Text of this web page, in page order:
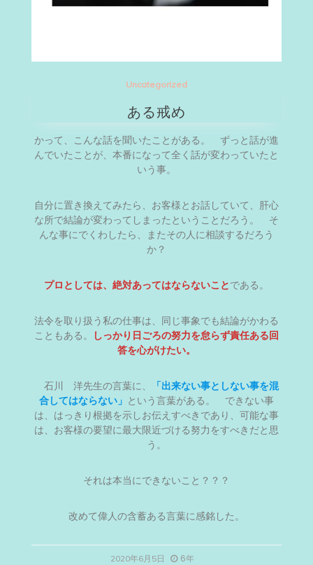
Uncategorized
ある戒め
かって、こんな話を聞いたことがある。 ずっと話が進
んでいたことが、本番になって全く話が変わっていたと
いう事。
自分に置き換えてみたら、お客様とお話していて、肝心
な所で結論が変わってしまったということだろう。 そ
んな事にでくわしたら、またその人に相談するだろう
か？
プロとしては、絶対あってはならないことである。
法令を取り扱う私の仕事は、同じ事象でも結論がかわる
こともある。
しっかり日ごろの努力を怠らず責任ある回
答を心がけたい。
石川 洋先生の言葉に、
「出来ない事としない事を混
合してはならない」 という言葉がある。 できない事
は、はっきり根拠を示しお伝えすべきであり、可能な事
は、お客様の要望に最大限近づける努力をすべきだと思
う。
それは本当にできないこと？？？
改めて偉人の含蓄ある言葉に感銘した。
2020年6月5日 6年